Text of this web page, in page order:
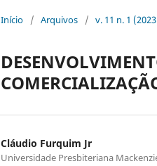
Início / Arquivos / v. 11 n. 1
Cláudio Furquim Jr
Universidade Presbiteriana